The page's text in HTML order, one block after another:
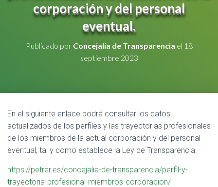
corporación y del personal
eventual.
Publicado por Concejalía de Transparencia el 18
septiembre 2023
En el siguiente enlace podrá consultar los datos
actualizados de los perfiles y las trayectorias profesionales
de los miembros de la actual corporación y del personal
eventual, tal y como establece la Ley de Transparencia.
https://petrer.es/concejalia-de-transparencia/perfil-y-
trayectoria-profesional-miembros-corporacion/